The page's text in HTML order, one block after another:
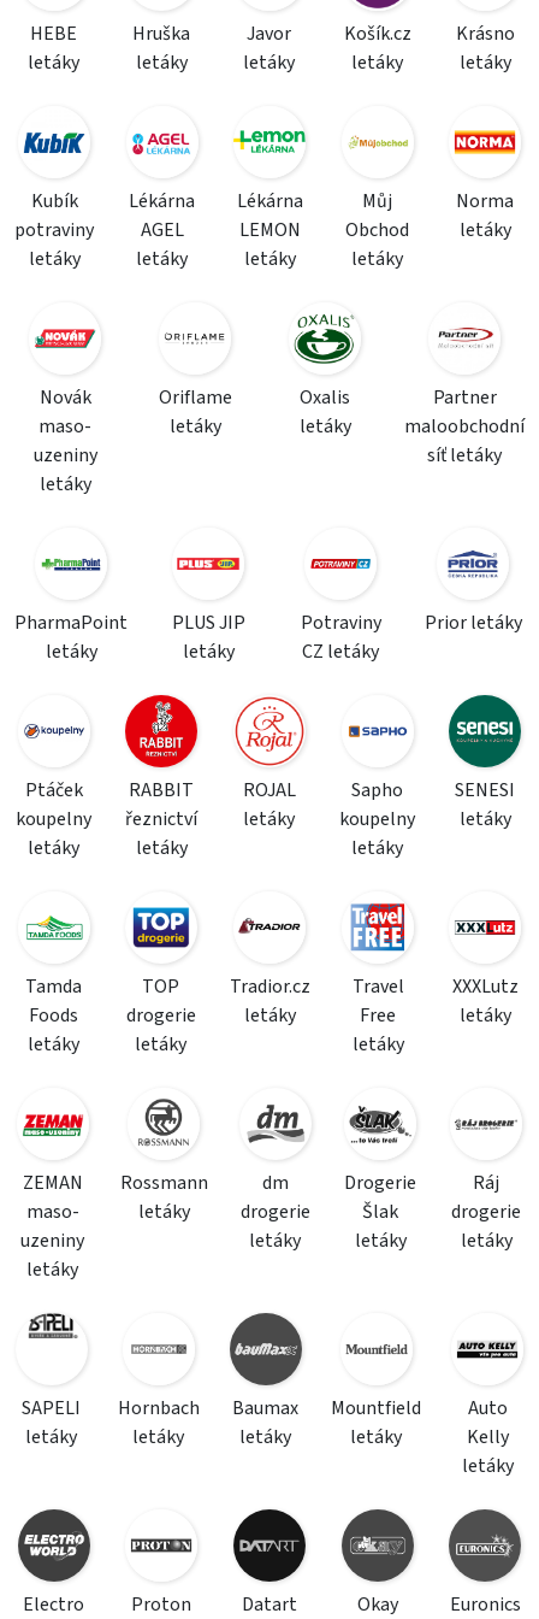
HEBE
letáky
Hruška
letáky
Javor
letáky
Košík.cz
letáky
Krásno
letáky
Kubík
potraviny
letáky
Lékárna
AGEL
letáky
Lékárna
LEMON
letáky
Můj
Obchod
letáky
Norma
letáky
Novák
maso-
uzeniny
letáky
Oriflame
letáky
Oxalis
letáky
Partner
maloobchodní
síť letáky
PharmaPoint
letáky
PLUS JIP
letáky
Potraviny
CZ letáky
Prior letáky
Ptáček
koupelny
letáky
RABBIT
řeznictví
letáky
ROJAL
letáky
Sapho
koupelny
letáky
SENESI
letáky
Tamda
Foods
letáky
TOP
drogerie
letáky
Tradior.cz
letáky
Travel
Free
letáky
XXXLutz
letáky
ZEMAN
maso-
uzeniny
letáky
Rossmann
letáky
dm
drogerie
letáky
Drogerie
Šlak
letáky
Ráj
drogerie
letáky
SAPELI
letáky
Hornbach
letáky
Baumax
letáky
Mountfield
letáky
Auto
Kelly
letáky
Electro
Proton
Datart
Okay
Euronics